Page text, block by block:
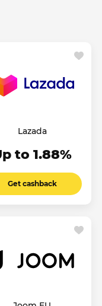
Lazada
to 1.88%
Get cashback